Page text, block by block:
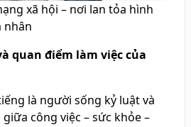
xã hội – nơi lan tỏa hình
nhân
quan điểm làm việc của
là người sống kỷ luật và
công việc – sức khỏe –